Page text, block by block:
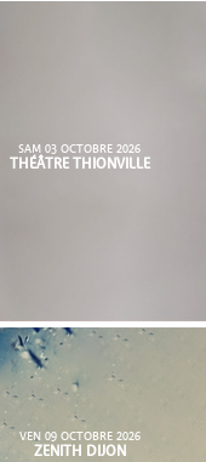
SAM 03 OCTOBRE 2026
THÉÂTRE THIONVILLE
VEN 09 OCTOBRE 2026
ZENITH DIJON